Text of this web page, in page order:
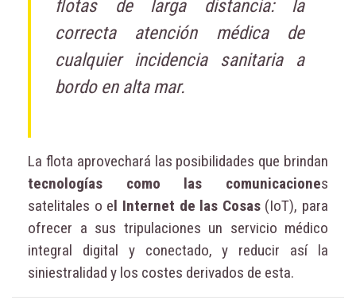
flotas de larga distancia: la
correcta atención médica de
cualquier incidencia sanitaria a
bordo en alta mar.
La flota aprovechará las posibilidades que brindan
tecnologías como las comunicaciones
satelitales o el Internet de las Cosas(IoT), para
ofrecer a sus tripulaciones un servicio médico
integral digital y conectado, y reducir así la
siniestralidad y los costes derivados de esta.